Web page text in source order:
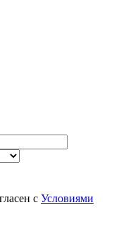
с Условиями